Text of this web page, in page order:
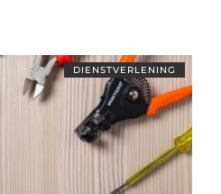
DIENSTVERLENING